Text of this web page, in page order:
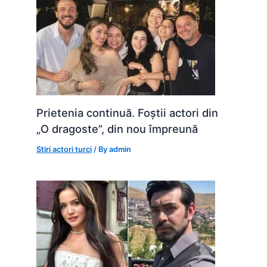
Prietenia continuă. Foștii actori din
„O dragoste”, din nou împreună
Stiri actori turci / Byadmin